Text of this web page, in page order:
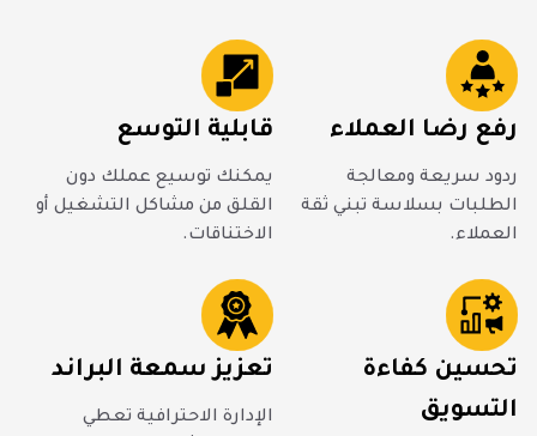
رفع رضا العملاء
ردود سريعة ومعالجة
الطلبات بسلاسة تبني ثقة
العملاء.
قابلية التوسع
يمكنك توسيع عملك دون
القلق من مشاكل التشغيل أو
الاختناقات.
تحسين كفاءة
التسويق
تعزيز سمعة البراند
الإدارة الاحترافية تعطي